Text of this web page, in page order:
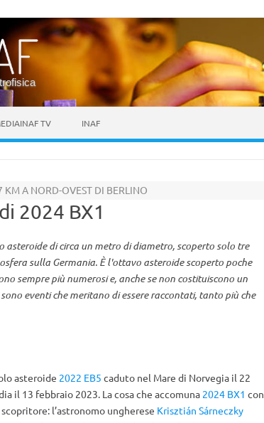
TV INAF
KM A NORD-OVEST DI BERLINO
2024 BX1
di circa un metro di diametro, scoperto solo tre
sulla Germania. È l'ottavo asteroide scoperto poche
sempre più numerosi e, anche se non costituiscono un
eventi che meritano di essere raccontati, tanto più che
asteroide 2022 EB5 caduto nel Mare di Norvegia il 22
il 13 febbraio 2023. La cosa che accomuna 2024 BX1 con
l’astronomo ungherese Krisztián Sárneczky